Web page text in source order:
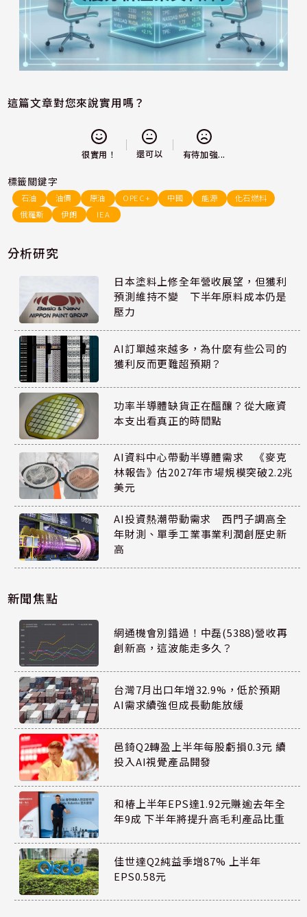
這篇文章對您來說實用嗎？
很實用！ 還可以 有待加強...
標籤關鍵字
石油 油價 原油 OPEC+ 中國 能源
化石燃料
俄羅斯
伊朗 IEA
分析研究
日本塗料上修全年營收展望，但獲利
預測維持不變 下半年原料成本仍是
壓力
AI訂單越來越多，為什麼有些公司的
獲利反而更難超預期？
功率半導體缺貨正在醞釀？從大廠資
本支出看真正的時間點
AI資料中心帶動半導體需求 《麥克
林報告》估2027年市場規模突破2.2兆
美元
AI投資熱潮帶動需求 西門子調高全
年財測、單季工業事業利潤創歷史新
高
新聞焦點
網通機會別錯過！中磊(5388)營收再
創新高，這波能走多久？
台灣7月出口年增32.9%，低於預期
AI需求續強但成長動能放緩
邑錡Q2轉盈上半年每股虧損0.3元 續
投入AI視覺產品開發
和椿上半年EPS達1.92元賺逾去年全
年9成 下半年將提升高毛利產品比重
佳世達Q2純益季增87% 上半年
EPS0.58元